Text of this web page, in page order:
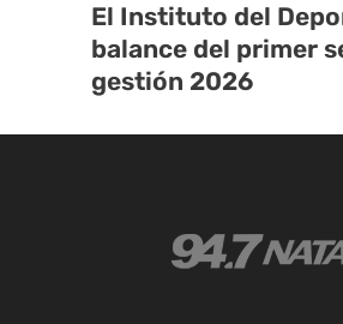
El Instituto del
balance del primer
gestión 2026